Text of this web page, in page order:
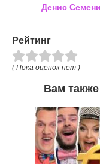
Денис
Рейтинг
( Пока оценок нет )
Вам